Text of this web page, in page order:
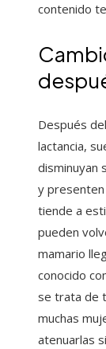
contenido
Después
lactancia,
disminuyan
y presenten
tiende a
pueden
mamario
conocido
se trata de
muchas
atenuarlas